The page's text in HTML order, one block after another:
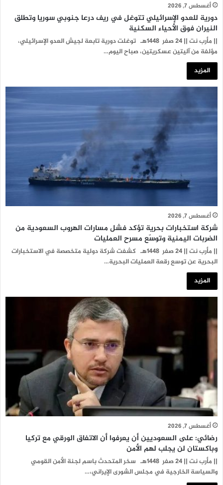
أغسطس 7, 2026
دورية للعدو الإسرائيلي تتوغل في ريف درعا جنوبي سوريا وتطلق
النيران فوق الأحياء السكنية
|| مأرب نت || 24 صفر 1448هـ توغلت دورية تابعة لجيش العدو الإسرائيلي،
مؤلفة من آليتين عسكريتين، صباح اليوم…
المزيد
أغسطس 7, 2026
شركة استخبارات بحرية تؤكد فشل مسارات الهروب السعودية من
الضربات اليمنية وتوسّع مسرح العمليات
|| مأرب نت || 24 صفر 1448هـ كشفت شركة دولية متخصصة في الاستخبارات
البحرية عن توسع رقعة العمليات البحرية…
المزيد
أغسطس 7, 2026
رضائي: على السعوديين أن يعرفوا أن الاتفاق الورقي مع تركيا
وباكستان لن يجلب لهم الأمن
|| مأرب نت || 24 صفر 1448هـ سخر المتحدث باسم لجنة الأمن القومي
والسياسة الخارجية في مجلس الشورى الإيراني،…